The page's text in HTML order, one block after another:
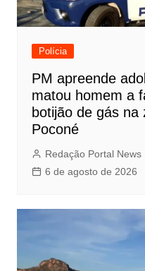
Polícia
PM apreende
matou homem a
botijão de gás na
Poconé
Redação Portal News
6 de agosto de 2026